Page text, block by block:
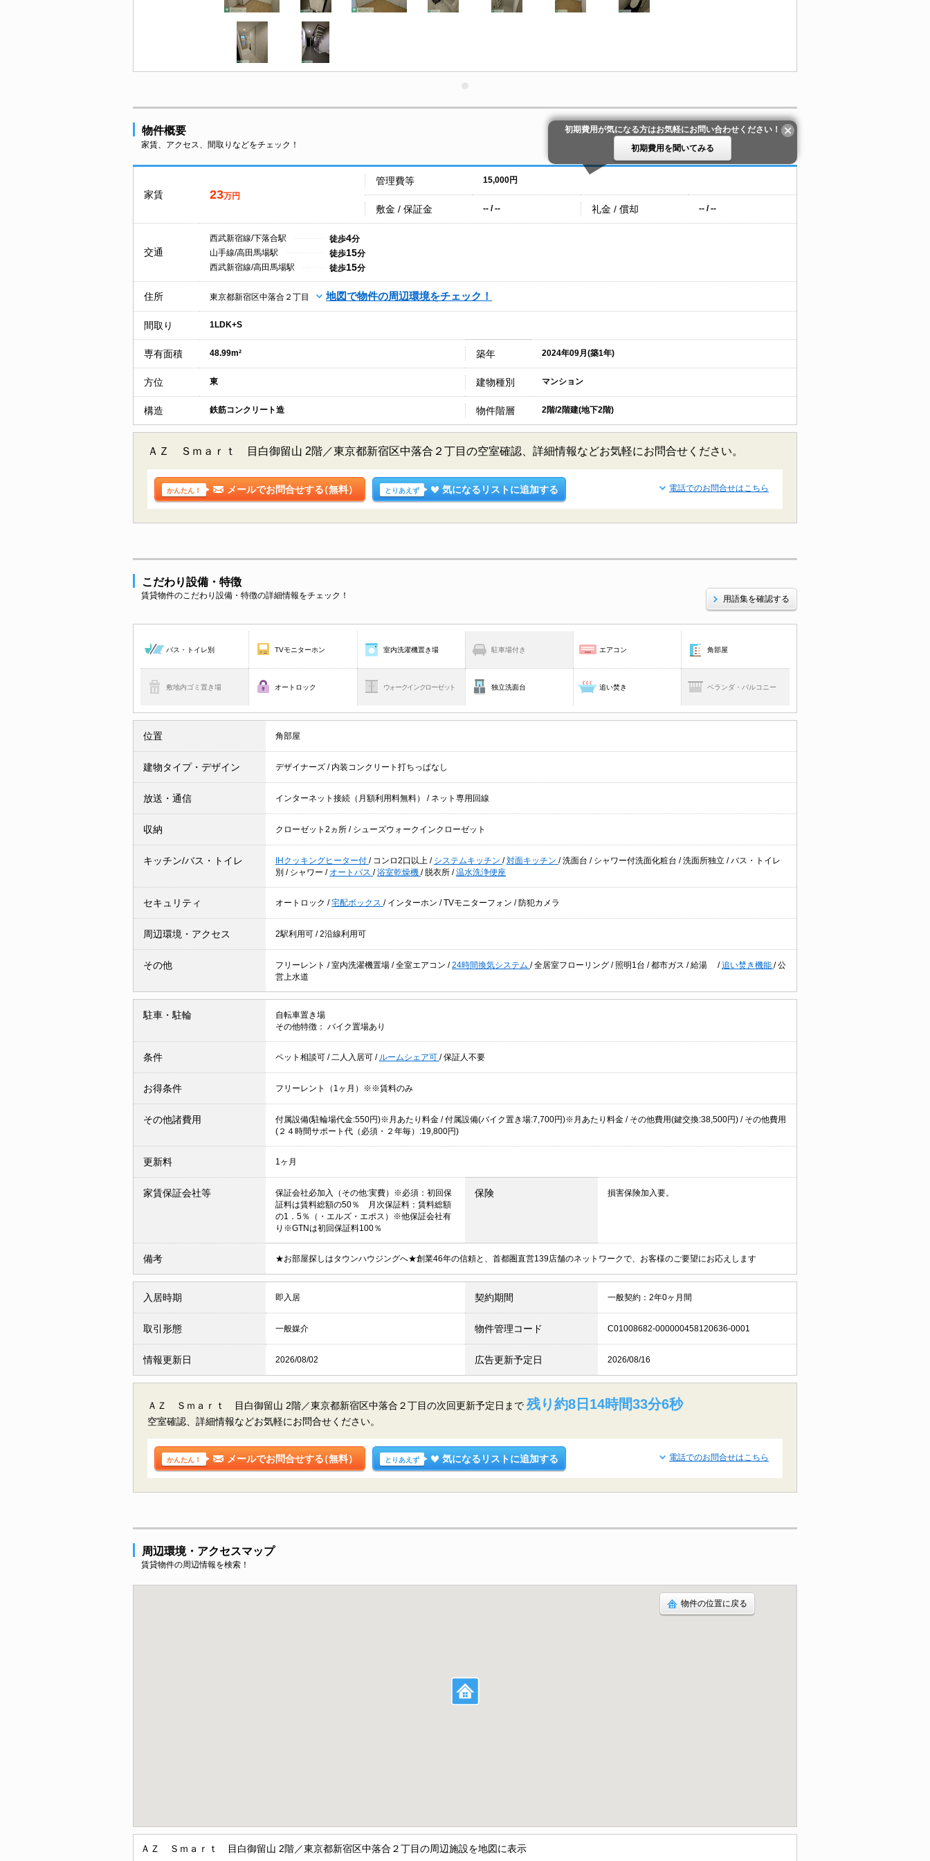
物件概要
家賃、アクセス、間取りなどをチェック！
初期費用が気になる方はお気軽にお問い合わせください！
初期費用を聞いてみる
家賃 23万円
管理費等 15,000円
敷金 / 保証金 -- / -- 礼金 / 償却 -- / --
交通
西武新宿線/下落合駅 徒歩4分
山手線/高田馬場駅
徒歩15分
西武新宿線/高田馬場駅
徒歩15分
住所 東京都新宿区中落合２丁目 地図で物件の周辺環境をチェック！
間取り 1LDK+S
専有面積 48.99m² 築年 2024年09月(築1年)
方位 東 建物種別 マンション
構造 鉄筋コンクリート造 物件階層 2階/2階建(地下2階)
ＡＺ Ｓｍａｒｔ 目白御留山 2階／東京都新宿区中落合２丁目の空室確認、詳細情報などお気軽にお問合せください。
かんたん！ メールでお問合せする（無料） とりあえず 気になるリストに追加する 電話でのお問合せはこちら
こだわり設備・特徴
賃貸物件のこだわり設備・特徴の詳細情報をチェック！ 用語集を確認する
バス・トイレ別 TVモニターホン 室内洗濯機置き場 駐車場付き エアコン 角部屋
敷地内ゴミ置き場 オートロック ウォークインクローゼット 独立洗面台 追い焚き ベランダ・バルコニー
位置 角部屋
建物タイプ・デザイン デザイナーズ / 内装コンクリート打ちっぱなし
放送・通信 インターネット接続（月額利用料無料） / ネット専用回線
収納 クローゼット2ヵ所 / シューズウォークインクローゼット
キッチン/バス・トイレ IHクッキングヒーター付 / コンロ2口以上 / システムキッチン /対面キッチン /洗面台 / シャワー付洗面化粧台 /洗面所独立 /バス・トイレ
別 / シャワー / オートバス /浴室乾燥機 / 脱衣所 /温水洗浄便座
セキュリティ オートロック /宅配ボックス / インターホン /TVモニターフォン / 防犯カメラ
周辺環境・アクセス 2駅利用可 /2沿線利用可
その他 フリーレント /室内洗濯機置場 /全室エアコン /24時間換気システム /全居室フローリング / 照明1台 /都市ガス /給湯 /追い焚き機能 /公
営上水道
駐車・駐輪
自転車置き場
その他特徴： バイク置場あり
条件 ペット相談可 / 二人入居可 / ルームシェア可 /保証人不要
お得条件 フリーレント（1ヶ月）※※賃料のみ
その他諸費用
付属設備(駐輪場代金:550円)※月あたり料金 / 付属設備(バイク置き場:7,700円)※月あたり料金 / その他費用(鍵交換:38,500円) / その他費用
(２４時間サポート代（必須・２年毎）:19,800円)
更新料 1ヶ月
家賃保証会社等
保証会社必加入（その他:実費）※必須：初回保
証料は賃料総額の50％ 月次保証料：賃料総額
の1．5％（・エルズ・エポス）※他保証会社有
り※GTNは初回保証料100％
保険 損害保険加入要。
備考 ★お部屋探しはタウンハウジングへ★創業46年の信頼と、首都圏直営139店舗のネットワークで、お客様のご要望にお応えします
入居時期 即入居 契約期間 一般契約：2年0ヶ月間
取引形態 一般媒介 物件管理コード C01008682-000000458120636-0001
情報更新日 2026/08/02 広告更新予定日 2026/08/16
ＡＺ Ｓｍａｒｔ 目白御留山 2階／東京都新宿区中落合２丁目の次回更新予定日まで 残り約8日14時間33分5秒
空室確認、詳細情報などお気軽にお問合せください。
かんたん！ メールでお問合せする（無料） とりあえず 気になるリストに追加する 電話でのお問合せはこちら
周辺環境・アクセスマップ
賃貸物件の周辺情報を検索！
物件の位置に戻る
ＡＺ Ｓｍａｒｔ 目白御留山 2階／東京都新宿区中落合２丁目の周辺施設を地図に表示